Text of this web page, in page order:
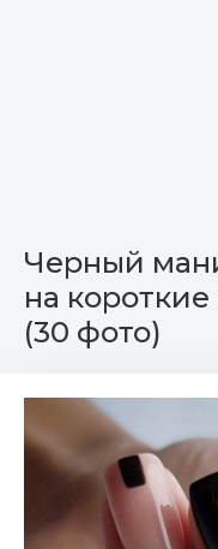
Черный
на
(30 фото)